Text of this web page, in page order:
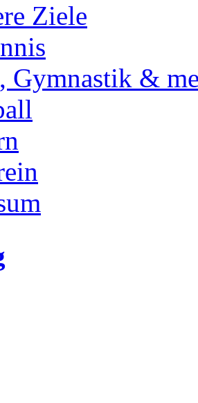
Ziele
Gymnastik &